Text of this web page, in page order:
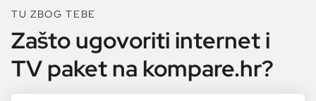
TU ZBOG TEBE
Zašto ugovoriti internet i
TV paket na kompare.hr?